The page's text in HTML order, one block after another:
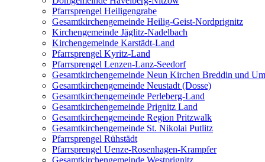
Pfarrsprengel Heiligengrabe
Gesamtkirchengemeinde Heilig-Geist-Nordprignitz
Kirchengemeinde Jäglitz-Nadelbach
Kirchengemeinde Karstädt-Land
Pfarrsprengel Kyritz-Land
Pfarrsprengel Lenzen-Lanz-Seedorf
Gesamtkirchengemeinde Neun Kirchen Breddin und
Gesamtkirchengemeinde Neustadt (Dosse)
Gesamtkirchengemeinde Perleberg-Land
Gesamtkirchengemeinde Prignitz Land
Gesamtkirchengemeinde Region Pritzwalk
Gesamtkirchengemeinde St. Nikolai Putlitz
Pfarrsprengel Rühstädt
Pfarrsprengel Uenze-Rosenhagen-Krampfer
Gesamtkirchengemeinde Westprignitz